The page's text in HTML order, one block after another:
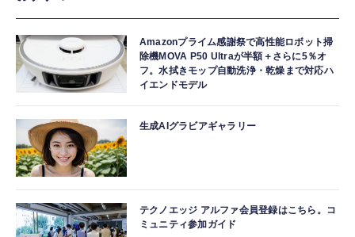
Amazonプライム感謝祭で高性能ロボット掃
除機MOVA P50 Ultraが半額＋さらに5％オ
フ。水拭きモップ自動洗浄・乾燥まで対応ハ
イエンドモデル
生成AIグラビアギャラリー
テクノエッジ アルファ会員登録はこちら。コ
ミュニティ参加ガイド